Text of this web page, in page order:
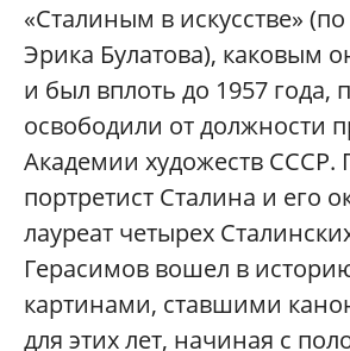
«Сталиным в искусстве»
Эрика Булатова), каковым
и был вплоть до 1957 года,
освободили от должности
Академии художеств СССР.
портретист Сталина и его
лауреат четырех
Герасимов вошел в
картинами, ставшими
для этих лет, начиная с